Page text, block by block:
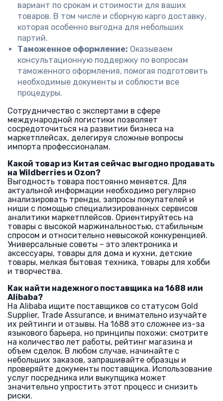
вариант по срокам и стоимости для ваших
товаров. В том числе и сборную карго доставку,
которая особенно выгодна для небольших
партий.
Таможенное оформление: Оказываем
консультационную поддержку по вопросам
таможенного оформления, помогая подготовить
необходимые документы и соблюсти все
процедуры.
Сотрудничество с экспертами в сфере
международной логистики позволяет
сосредоточиться на развитии бизнеса на
маркетплейсах, делегируя сложные вопросы
импорта профессионалам.
Какой товар из Китая сейчас выгодно продавать
на Wildberries и Ozon?
Выгодность товара постоянно меняется. Для
актуальной информации необходимо регулярно
анализировать тренды, запросы покупателей и
ниши с помощью специализированных сервисов
аналитики маркетплейсов. Ориентируйтесь на
товары с высокой маржинальностью, стабильным
спросом и относительно невысокой конкуренцией.
Универсальные советы – это электроника и
аксессуары, товары для дома и кухни, детские
товары, мелкая бытовая техника, товары для хобби
и творчества.
Как найти надежного поставщика на 1688 или
Alibaba?
На Alibaba ищите поставщиков со статусом Gold
Supplier, Trade Assurance, и внимательно изучайте
их рейтинги и отзывы. На 1688 это сложнее из-за
языкового барьера, но принципы похожи: смотрите
на количество лет работы, рейтинг магазина и
объем сделок. В любом случае, начинайте с
небольших заказов, запрашивайте образцы и
проверяйте документы поставщика. Использование
услуг посредника или выкупщика может
значительно упростить этот процесс и снизить
риски.